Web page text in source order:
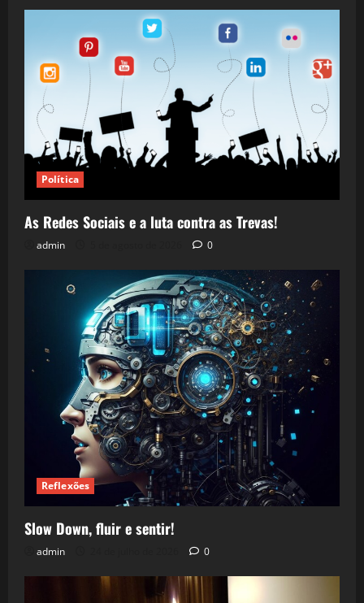
Política
As Redes Sociais e a luta contra as Trevas!
admin 0
Reflexões
Slow Down, fluir e sentir!
admin 0